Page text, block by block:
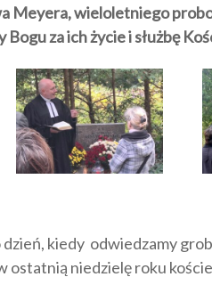
Meyera, wieloletniego
za ich życie i służbę
kiedy odwiedzamy
ostatnią niedzielę roku